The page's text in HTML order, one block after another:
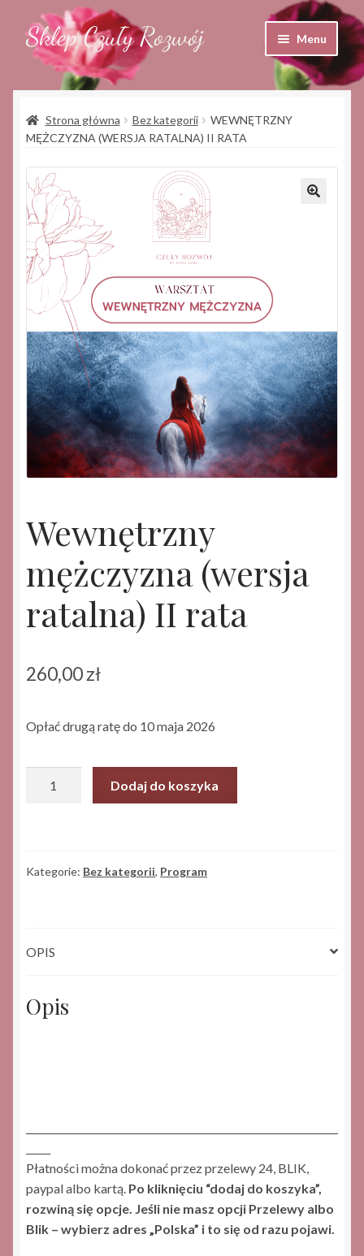
Przejdź
do
nawigacji
Przejdź
do
treści
Sklep Czuły Rozwój Menu
Koszyk
Moje konto
Strona główna Bez kategorii
WEWNĘTRZNY
MĘŻCZYZNA (WERSJA RATALNA) II RATA
Wewnętrzny
mężczyzna (wersja
ratalna) II rata
260,00zł
Opłać drugą ratę do 10 maja 2026
II
Dodaj do koszyka
Kategorie: Bez kategorii, Program
OPIS
Opis
Płatności można dokonać przez przelewy 24, BLIK,
paypal albo kartą. Po kliknięciu “dodaj do koszyka”,
rozwiną się opcje. Jeśli nie masz opcji Przelewy albo
Blik – wybierz adres „Polska” i to się od razu pojawi.